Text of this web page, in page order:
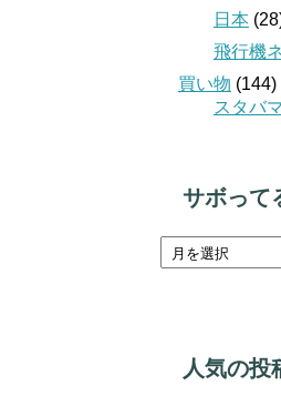
日本
飛行機
買い物 (144)
スタバ
サボって
人気の投